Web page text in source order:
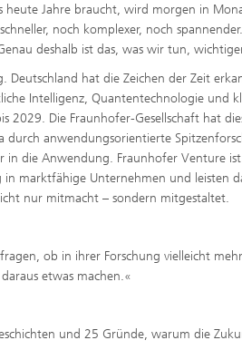
Jahre braucht, wird morgen in
noch komplexer, noch
deshalb ist das, was wir tun,
hat die Zeichen der Zeit
Intelligenz, Quantentechnologie und
2029. Die Fraunhofer-Gesellschaft hat
anwendungsorientierte
die Anwendung. Fraunhofer Venture
marktfähige Unternehmen und leisten
nur mitmacht – sondern mitgestaltet.
ob in ihrer Forschung vielleicht
etwas machen.«
und 25 Gründe, warum die